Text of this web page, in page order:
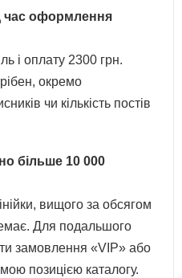
час оформлення
і оплату 2300 грн.
окремо
чи кількість постів
більше 10 000
вищого за обсягом
Для подальшого
замовлення «VIP» або
позицією каталогу.